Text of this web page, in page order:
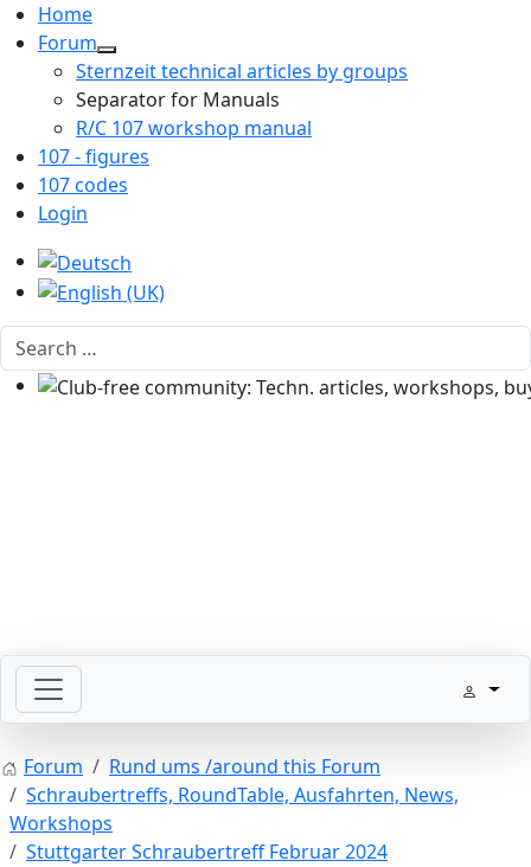
Home
Forum
Sternzeit technical articles by groups
Separator for Manuals
R/C 107 workshop manual
107 - figures
107 codes
Login
Select your language
Search
SLpedia Workshop Manual
Forum
Rund ums /around this Forum
Schraubertreffs, RoundTable, Ausfahrten, News,
Workshops
Stuttgarter Schraubertreff Februar 2024